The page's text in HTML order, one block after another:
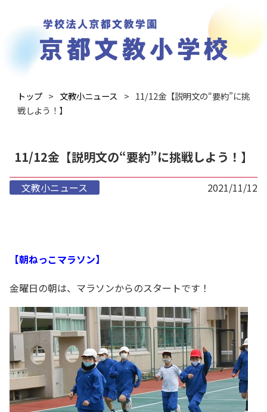
トップ 文教小ニュース
11/12金【説明文の“要約”に挑
戦しよう！】
11/12金【説明文の“要約”に挑戦しよう！】
文教小ニュース 2021/11/12
【朝ねっこマラソン】
金曜日の朝は、マラソンからのスタートです！